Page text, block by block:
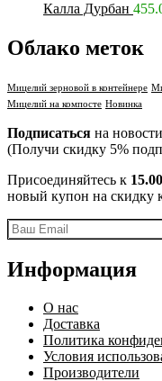
Калла Дурбан
Облако меток
Мицелий зерновой в контейнере
Мицелий на компосте Новинка
Подписаться на новости
(Получи скидку 5%
Присоединяйтесь к
новый купон на скидку
Информация
О нас
Доставка
Политика
Условия
Производители